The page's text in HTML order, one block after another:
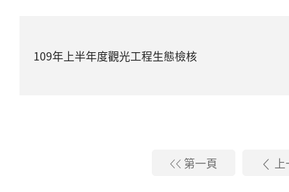
109年上半年度觀光工程生態檢核
第一頁 上